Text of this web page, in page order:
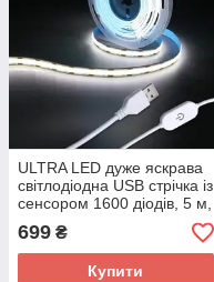
ULTRA LED дуже яскрава
світлодіодна USB стрічка із
сенсором 1600 діодів, 5 м,
білий 6000 К
699 ₴
Купити